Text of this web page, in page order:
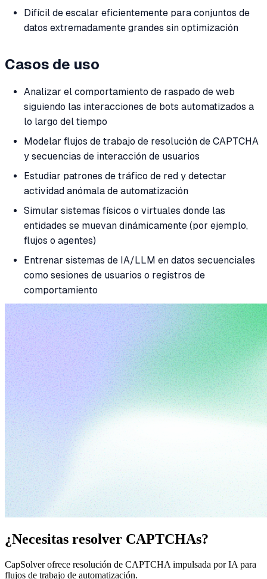
Difícil de escalar eficientemente para conjuntos de
datos extremadamente grandes sin optimización
Casos de uso
Analizar el comportamiento de raspado de web
siguiendo las interacciones de bots automatizados a
lo largo del tiempo
Modelar flujos de trabajo de resolución de CAPTCHA
y secuencias de interacción de usuarios
Estudiar patrones de tráfico de red y detectar
actividad anómala de automatización
Simular sistemas físicos o virtuales donde las
entidades se muevan dinámicamente (por ejemplo,
flujos o agentes)
Entrenar sistemas de IA/LLM en datos secuenciales
como sesiones de usuarios o registros de
comportamiento
¿Necesitas resolver CAPTCHAs?
CapSolver ofrece resolución de CAPTCHA impulsada por IA para
flujos de trabajo de automatización.